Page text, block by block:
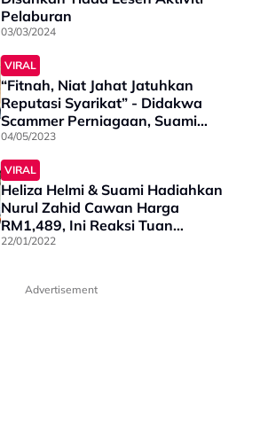
Pelaburan
03/03/2024
VIRAL
“Fitnah, Niat Jahat Jatuhkan
Reputasi Syarikat” - Didakwa
Scammer Perniagaan, Suami
Heliza Bakal Ambil Tindakan
Undang-Undang
04/05/2023
VIRAL
Heliza Helmi & Suami Hadiahkan
Nurul Zahid Cawan Harga
RM1,489, Ini Reaksi Tuan
Empunya Badan
22/01/2022
Advertisement